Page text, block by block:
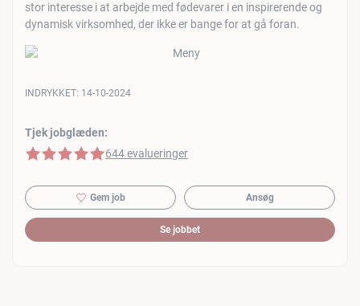
stor interesse i at arbejde med fødevarer i en inspirerende og
dynamisk virksomhed, der ikke er bange for at gå foran.
Tjek jobglæden:
5 af 5 stjerner
644 evalueringer
INDRYKKET: 14-10-2024
Gem job Ansøg
Se jobbet